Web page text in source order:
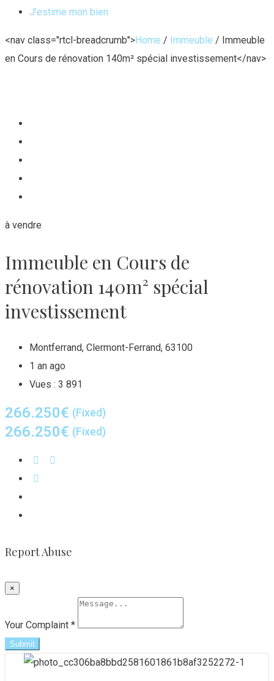
J’estime mon bien
<nav class="rtcl-breadcrumb">Home / Immeuble / Immeuble
en Cours de rénovation 140m² spécial investissement</nav>
à vendre
Immeuble en Cours de
rénovation 140m² spécial
investissement
Montferrand, Clermont-Ferrand, 63100
1 an ago
Vues : 3 891
266.250€ (Fixed)
266.250€ (Fixed)
Report Abuse
×
Your Complaint *
Submit